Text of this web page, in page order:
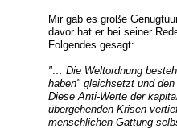
Mir gab es große
davor hat er bei seiner
Folgendes gesagt:
"… Die Weltordnung
haben" gleichsetzt und
Diese Anti-Werte der
übergehenden Krisen
menschlichen Gattung